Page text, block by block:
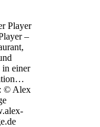
–
einer
© Alex